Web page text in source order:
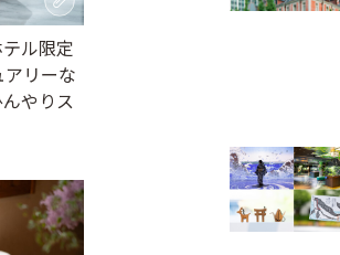
ル限定
リーな
やりス